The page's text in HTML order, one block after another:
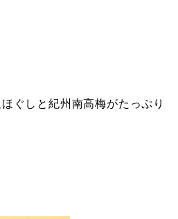
ぐしと紀州南高梅がたっぷり